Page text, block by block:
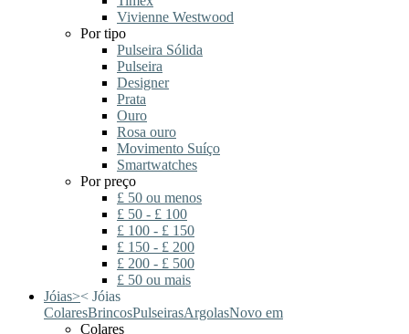
Vivienne Westwood
Por tipo
Pulseira Sólida
Pulseira
Designer
Prata
Ouro
Rosa ouro
Movimento Suíço
Smartwatches
Por preço
£ 50 ou menos
£ 50 - £ 100
£ 100 - £ 150
£ 150 - £ 200
£ 200 - £ 500
£ 50 ou mais
Jóias>< Jóias
ColaresBrincosPulseirasArgolasNovo em
Colares